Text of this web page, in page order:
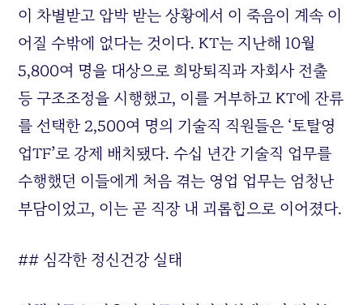
이 차별받고 압박 받는 상황에서 이 죽음이 계속 이
어질 수밖에 없다는 것이다. KT는 지난해 10월
5,800여 명을 대상으로 희망퇴직과 자회사 전출
등 구조조정을 시행했고, 이를 거부하고 KT에 잔류
를 선택한 2,500여 명의 기술직 직원들은 ‘토탈영
업TF’로 강제 배치됐다. 수십 년간 기술직 업무를
수행했던 이들에게 처음 겪는 영업 업무는 엄청난
부담이었고, 이는 곧 직장 내 괴롭힘으로 이어졌다.
## 심각한 정신건강 실태